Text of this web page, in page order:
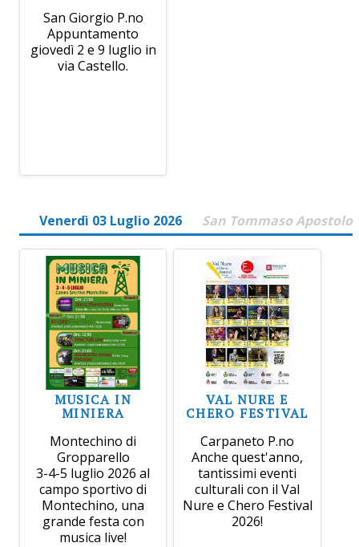
San Giorgio P.no
Appuntamento
giovedì 2 e 9 luglio in
via Castello.
Venerdì 03 Luglio 2026 San Tommaso Apostolo
MUSICA IN
MINIERA
Montechino di
Gropparello
3-4-5 luglio 2026 al
campo sportivo di
Montechino, una
grande festa con
musica live!
VAL NURE E
CHERO FESTIVAL
Carpaneto P.no
Anche quest'anno,
tantissimi eventi
culturali con il Val
Nure e Chero Festival
2026!